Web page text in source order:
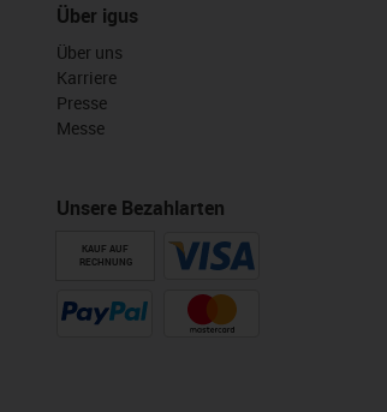
Über igus
Über uns
Karriere
Presse
Messe
Unsere Bezahlarten
KAUF AUF
RECHNUNG